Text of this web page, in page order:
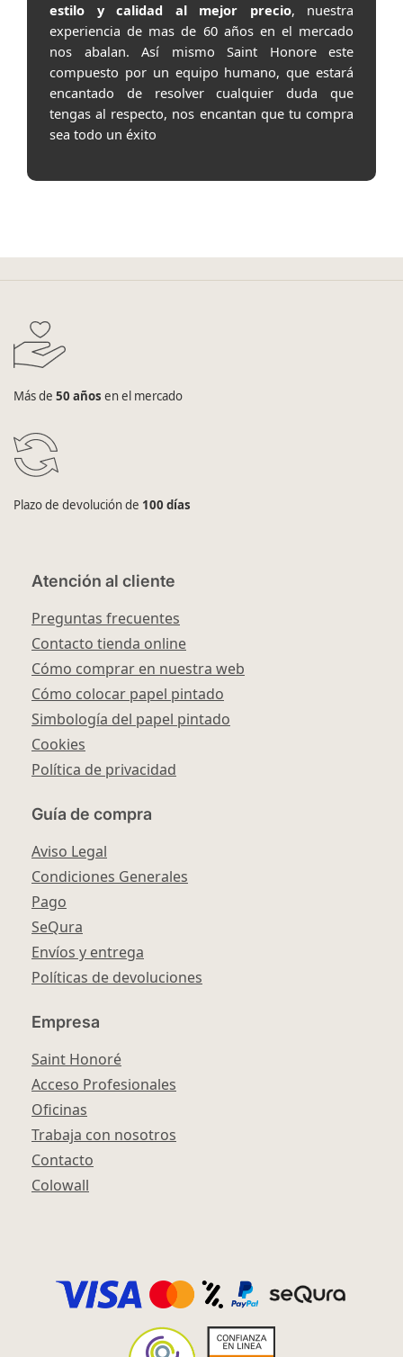
estilo y calidad al mejor precio, nuestra
experiencia de mas de 60 años en el mercado
nos abalan. Así mismo Saint Honore este
compuesto por un equipo humano, que estará
encantado de resolver cualquier duda que
tengas al respecto, nos encantan que tu compra
sea todo un éxito
Más de 50 años en el mercado
Plazo de devolución de 100 días
Atención al cliente
Preguntas frecuentes
Contacto tienda online
Cómo comprar en nuestra web
Cómo colocar papel pintado
Simbología del papel pintado
Cookies
Política de privacidad
Guía de compra
Aviso Legal
Condiciones Generales
Pago
SeQura
Envíos y entrega
Políticas de devoluciones
Empresa
Saint Honoré
Acceso Profesionales
Oficinas
Trabaja con nosotros
Contacto
Colowall